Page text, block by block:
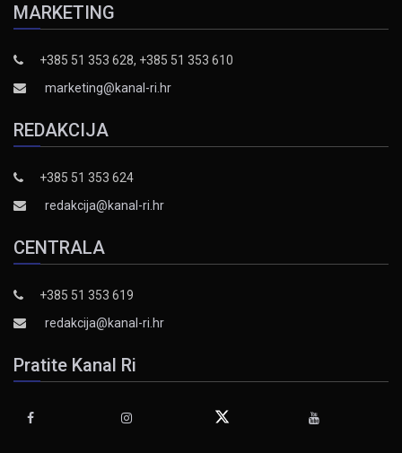
MARKETING
+385 51 353 628, +385 51 353 610
marketing@kanal-ri.hr
REDAKCIJA
+385 51 353 624
redakcija@kanal-ri.hr
CENTRALA
+385 51 353 619
redakcija@kanal-ri.hr
Pratite Kanal Ri